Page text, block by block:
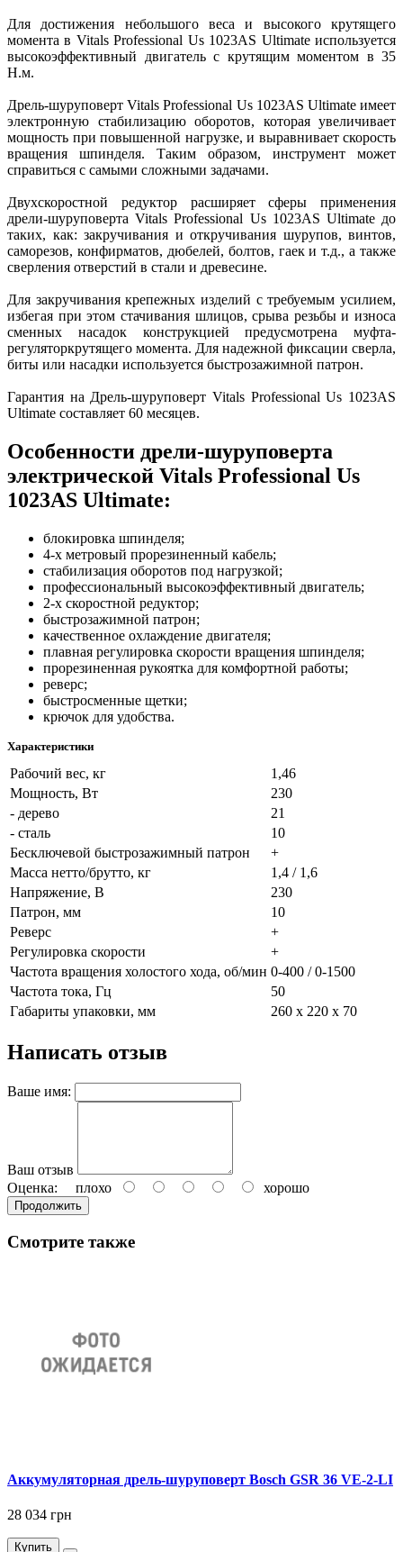
Для достижения небольшого веса и высокого крутящего
момента в Vitals Professional Us 1023AS Ultimate используется
высокоэффективный двигатель с крутящим моментом в 35
Н.м.
Дрель-шуруповерт Vitals Professional Us 1023AS Ultimate имеет
электронную стабилизацию оборотов, которая увеличивает
мощность при повышенной нагрузке, и выравнивает скорость
вращения шпинделя. Таким образом, инструмент может
справиться с самыми сложными задачами.
Двухскоростной редуктор расширяет сферы применения
дрели-шуруповерта Vitals Professional Us 1023AS Ultimate до
таких, как: закручивания и откручивания шурупов, винтов,
саморезов, конфирматов, дюбелей, болтов, гаек и т.д., а также
сверления отверстий в стали и древесине.
Для закручивания крепежных изделий с требуемым усилием,
избегая при этом стачивания шлицов, срыва резьбы и износа
сменных насадок конструкцией предусмотрена муфта-
регуляторкрутящего момента. Для надежной фиксации сверла,
биты или насадки используется быстрозажимной патрон.
Гарантия на Дрель-шуруповерт Vitals Professional Us 1023AS
Ultimate составляет 60 месяцев.
Особенности дрели-шуруповерта
электрической Vitals Professional Us
1023AS Ultimate:
блокировка шпинделя;
4-х метровый прорезиненный кабель;
стабилизация оборотов под нагрузкой;
профессиональный высокоэффективный двигатель;
2-х скоростной редуктор;
быстрозажимной патрон;
качественное охлаждение двигателя;
плавная регулировка скорости вращения шпинделя;
прорезиненная рукоятка для комфортной работы;
реверс;
быстросменные щетки;
крючок для удобства.
Характеристики
Рабочий вес, кг
1,46
Мощность, Вт
230
- дерево
21
- сталь
10
Бесключевой быстрозажимный патрон
+
Масса нетто/брутто, кг
1,4 / 1,6
Напряжение, В
230
Патрон, мм
10
Реверс
+
Регулировка скорости
+
Частота вращения холостого хода, об/мин 0-400 / 0-1500
Частота тока, Гц
50
Габариты упаковки, мм
260 х 220 x 70
Написать отзыв
Ваше имя:
Ваш отзыв
Оценка: плохо хорошо
Продолжить
Смотрите также
Аккумуляторная дрель-шуруповерт Bosch GSR 36 VE-2-LI
28 034 грн
Купить